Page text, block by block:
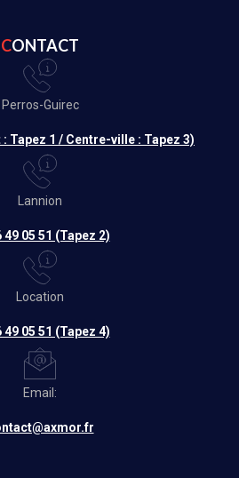
CONTACT
Perros-Guirec
: Tapez 1 / Centre-ville : Tapez 3)
Lannion
49 05 51 (Tapez 2)
Location
49 05 51 (Tapez 4)
Email: